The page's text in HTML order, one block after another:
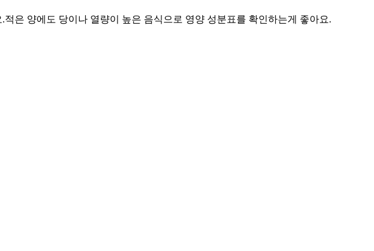
.적은 양에도 당이나 열량이 높은 음식으로 영양 성분표를 확인하는게 좋아요.